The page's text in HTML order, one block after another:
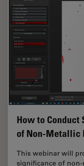
How to
of Non-Metallic
This webinar will
significance of